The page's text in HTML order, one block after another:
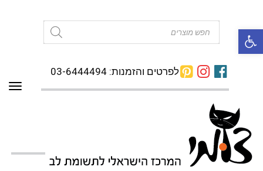
פתח סרגל נגישות
לפרטים והזמנות: 03-6444494